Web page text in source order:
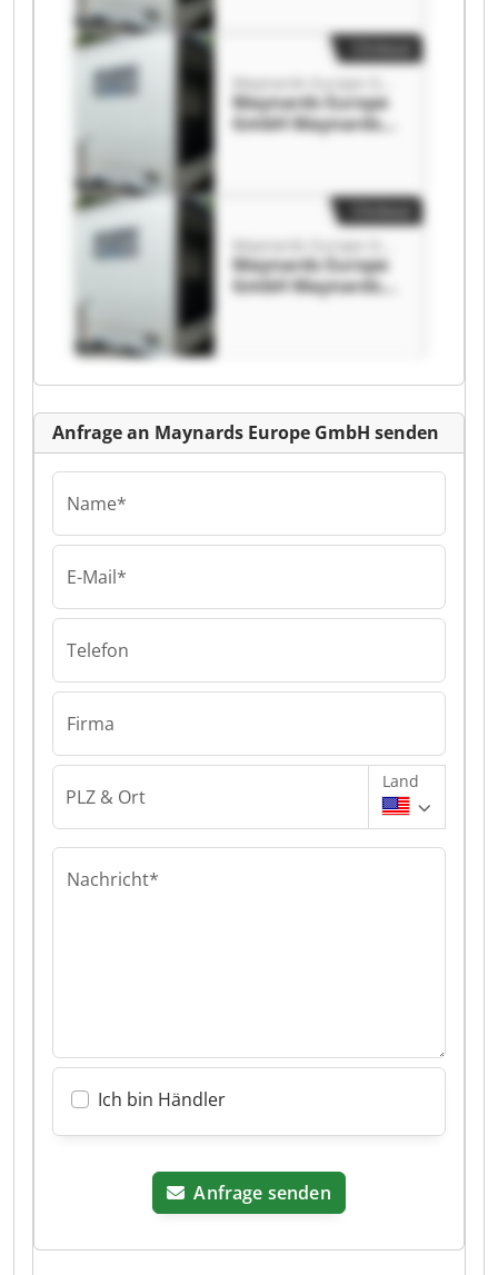
Maynards Europe
GmbH Maynards
Europe GmbH
Maynards Europe
GmbH Maynards
Europe GmbH
Anfrage an Maynards Europe GmbH senden
Name*
E-Mail*
Telefon
Firma
PLZ & Ort
Land
Nachricht*
Ich bin Händler
Anfrage senden